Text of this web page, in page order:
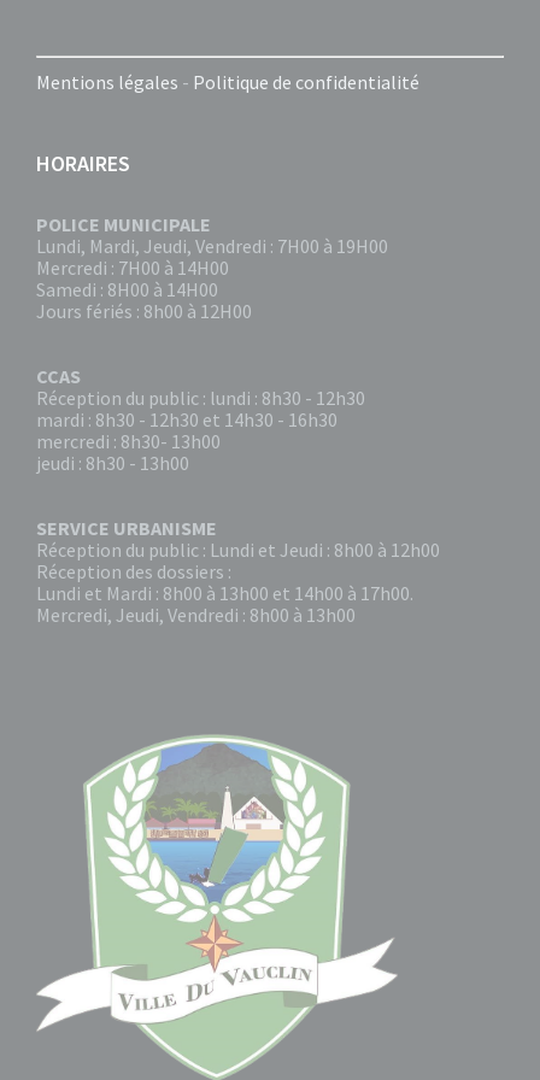
Mentions légales - Politique de confidentialité
HORAIRES
POLICE MUNICIPALE
Lundi, Mardi, Jeudi, Vendredi : 7H00 à 19H00
Mercredi : 7H00 à 14H00
Samedi : 8H00 à 14H00
Jours fériés : 8h00 à 12H00
CCAS
Réception du public : lundi : 8h30 - 12h30
mardi : 8h30 - 12h30 et 14h30 - 16h30
mercredi : 8h30- 13h00
jeudi : 8h30 - 13h00
SERVICE URBANISME
Réception du public : Lundi et Jeudi : 8h00 à 12h00
Réception des dossiers :
Lundi et Mardi : 8h00 à 13h00 et 14h00 à 17h00.
Mercredi, Jeudi, Vendredi : 8h00 à 13h00